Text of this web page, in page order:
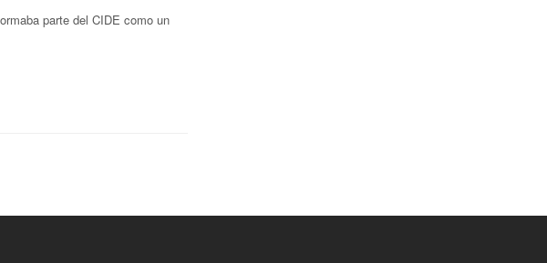
parte del CIDE como un